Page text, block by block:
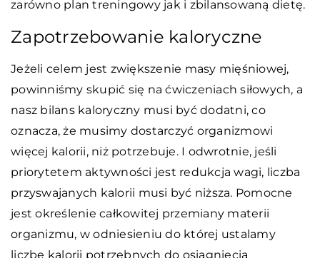
zarówno plan treningowy jak i zbilansowaną dietę.
Zapotrzebowanie kaloryczne
Jeżeli celem jest zwiększenie masy mięśniowej,
powinniśmy skupić się na ćwiczeniach siłowych, a
nasz bilans kaloryczny musi być dodatni, co
oznacza, że musimy dostarczyć organizmowi
więcej kalorii, niż potrzebuje. I odwrotnie, jeśli
priorytetem aktywności jest redukcja wagi, liczba
przyswajanych kalorii musi być niższa. Pomocne
jest określenie całkowitej przemiany materii
organizmu, w odniesieniu do której ustalamy
liczbę kalorii potrzebnych do osiągnięcia